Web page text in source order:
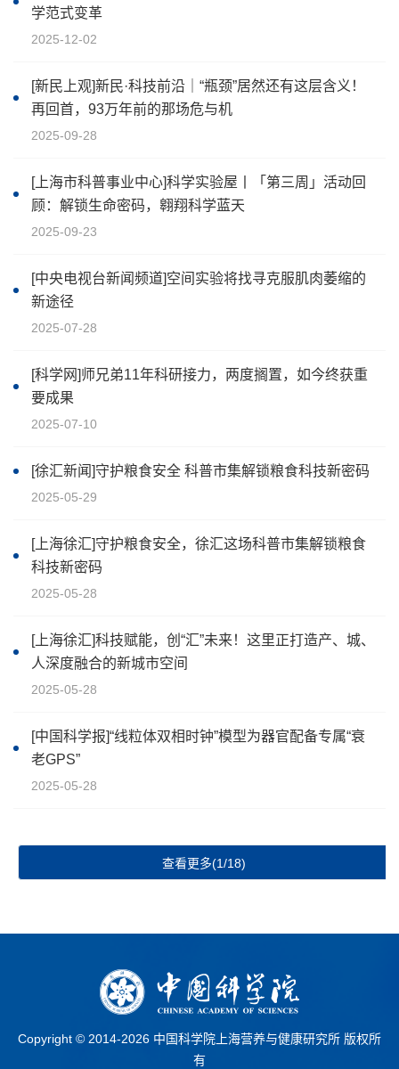
学范式变革
2025-12-02
[新民上观]新民·科技前沿｜“瓶颈”居然还有这层含义！
再回首，93万年前的那场危与机
2025-09-28
[上海市科普事业中心]科学实验屋丨「第三周」活动回
顾：解锁生命密码，翱翔科学蓝天
2025-09-23
[中央电视台新闻频道]空间实验将找寻克服肌肉萎缩的
新途径
2025-07-28
[科学网]师兄弟11年科研接力，两度搁置，如今终获重
要成果
2025-07-10
[徐汇新闻]守护粮食安全 科普市集解锁粮食科技新密码
2025-05-29
[上海徐汇]守护粮食安全，徐汇这场科普市集解锁粮食
科技新密码
2025-05-28
[上海徐汇]科技赋能，创“汇”未来！这里正打造产、城、
人深度融合的新城市空间
2025-05-28
[中国科学报]“线粒体双相时钟”模型为器官配备专属“衰
老GPS”
2025-05-28
查看更多(1/18)
Copyright © 2014-2026 中国科学院上海营养与健康研究所 版权所
有